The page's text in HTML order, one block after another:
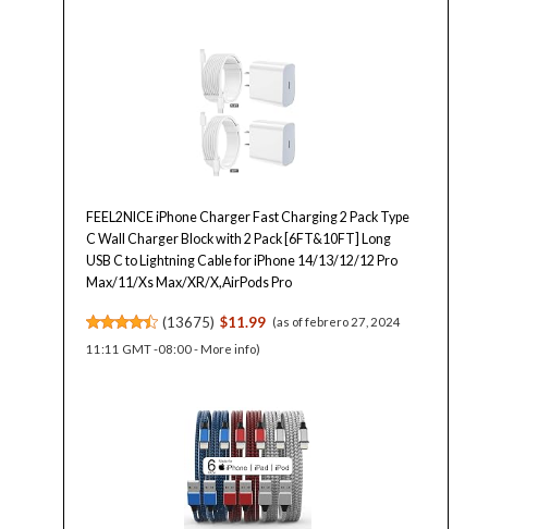
FEEL2NICE iPhone Charger Fast Charging 2 Pack Type
C Wall Charger Block with 2 Pack [6FT&10FT] Long
USB C to Lightning Cable for iPhone 14/13/12/12 Pro
Max/11/Xs Max/XR/X,AirPods Pro
(13675) $11.99 (as of febrero 27, 2024
11:11 GMT -08:00 - More info)